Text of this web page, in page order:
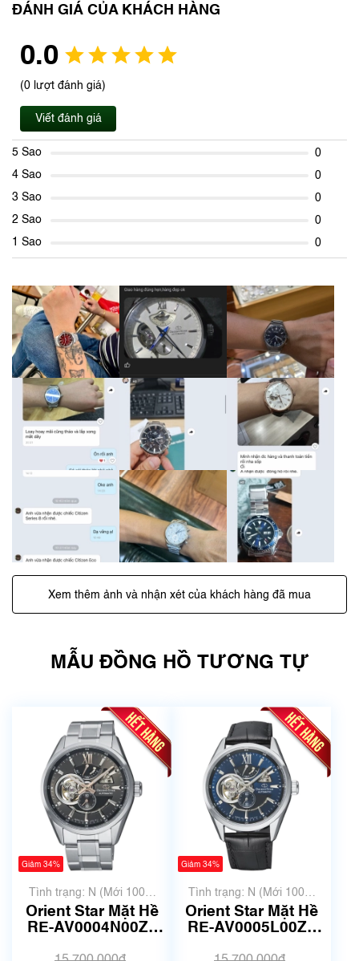
ĐÁNH GIÁ CỦA KHÁCH HÀNG
0.0
(0 lượt đánh giá)
Viết đánh giá
5 Sao
0
4 Sao
0
3 Sao
0
2 Sao
0
1 Sao
0
Xem thêm ảnh và nhận xét của khách hàng đã mua
MẪU ĐỒNG HỒ TƯƠNG TỰ
Giảm 34%
Tình trạng: N (Mới 100%
chưa qua sử dụng)
Orient Star Mặt Hề
RE-AV0004N00Z |
Giảm 34%
Tình trạng: N (Mới 100%
chưa qua sử dụng)
Orient Star Mặt Hề
RE-AV0005L00Z |